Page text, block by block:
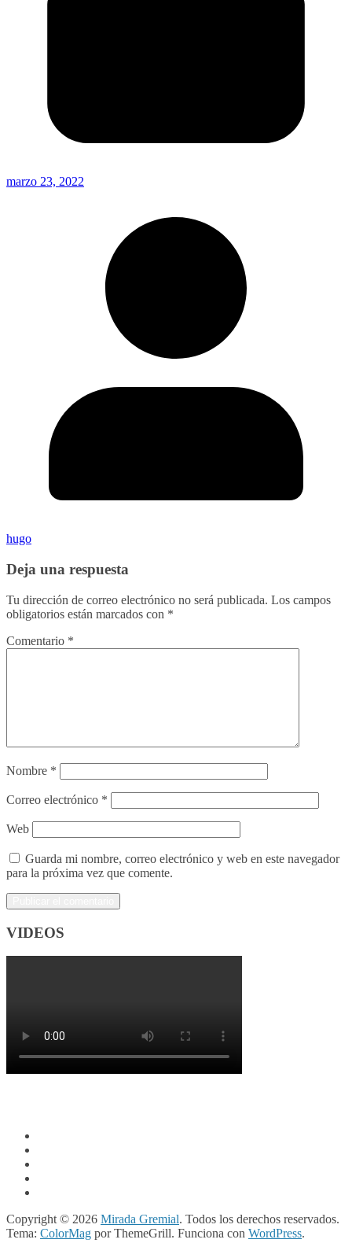
marzo 23, 2022
hugo
Deja una respuesta
Tu dirección de correo electrónico no será publicada. Los campos
obligatorios están marcados con *
Comentario *
Nombre *
Correo electrónico *
Web
Guarda mi nombre, correo electrónico y web en este navegador
para la próxima vez que comente.
VIDEOS
Copyright © 2026 Mirada Gremial. Todos los derechos reservados.
Tema: ColorMag por ThemeGrill. Funciona con WordPress.